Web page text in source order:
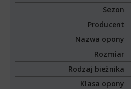
Sezon
Producent
Nazwa opony
Rozmiar
Rodzaj bieżnika
Klasa opony